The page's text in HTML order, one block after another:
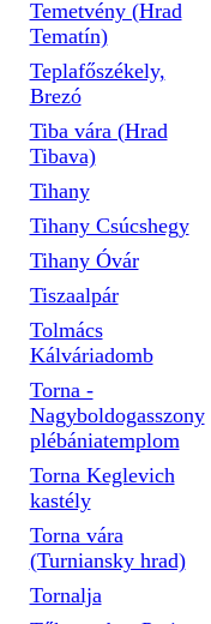
Temetvény (Hrad
Tematín)
Teplafőszékely,
Brezó
Tiba vára (Hrad
Tibava)
Tihany
Tihany Csúcshegy
Tihany Óvár
Tiszaalpár
Tolmács
Kálváriadomb
Torna -
Nagyboldogasszony
plébániatemplom
Torna Keglevich
kastély
Torna vára
(Turniansky hrad)
Tornalja